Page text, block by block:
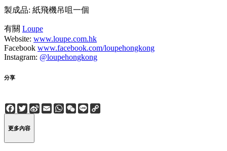
製成品: 紙飛機吊咀一個
有關 Loupe
Website: www.loupe.com.hk
Facebook www.facebook.com/loupehongkong
Instagram: @loupehongkong
分享
Facebook
Twitter
Sina
Weibo
EmailWhatsApp
WeChat
Line
更多內容